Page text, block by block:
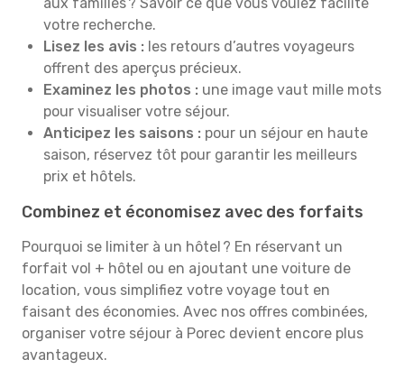
votre recherche.
Lisez les avis : les retours d’autres voyageurs
offrent des aperçus précieux.
Examinez les photos : une image vaut mille mots
pour visualiser votre séjour.
Anticipez les saisons : pour un séjour en haute
saison, réservez tôt pour garantir les meilleurs
prix et hôtels.
Combinez et économisez avec des forfaits
Pourquoi se limiter à un hôtel ? En réservant un
forfait vol + hôtel ou en ajoutant une voiture de
location, vous simplifiez votre voyage tout en
faisant des économies. Avec nos offres combinées,
organiser votre séjour à Porec devient encore plus
avantageux.